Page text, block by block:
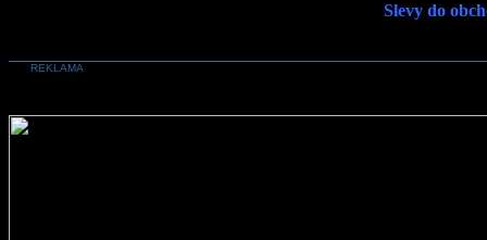
Slevy do
REKLAMA